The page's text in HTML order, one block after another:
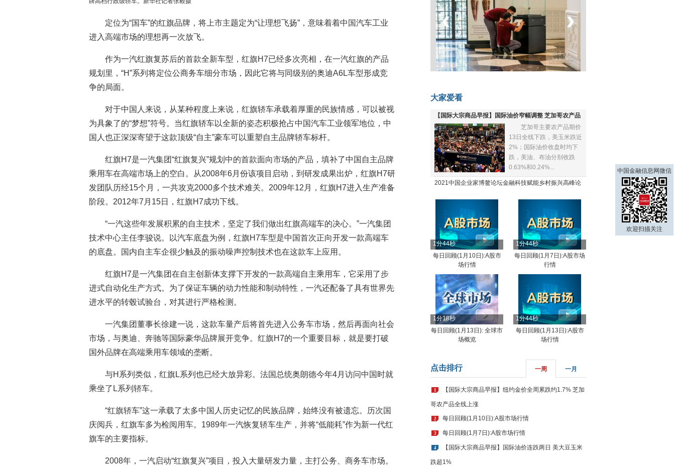
定位为“国车”的红旗品牌，将上市主题定为“让理想飞扬”，意味着着中国汽车工业
进入高端市场的理想再一次放飞。
作为一汽红旗复苏后的首款全新车型，红旗H7已经多次亮相，在一汽红旗的产品
规划里，“H”系列将定位公商务车细分市场，因此它将与同级别的奥迪A6L车型形成竞
争的局面。
对于中国人来说，从某种程度上来说，红旗轿车承载着厚重的民族情感，可以被视
为具象了的“梦想”符号。当红旗轿车以全新的姿态积极抢占中国汽车工业领军地位，中
国人也正深深寄望于这款顶级“自主”豪车可以重塑自主品牌轿车标杆。
红旗H7是一汽集团“红旗复兴”规划中的首款面向市场的产品，填补了中国自主品牌
乘用车在高端市场上的空白。从2008年6月份该项目启动，到研发成果出炉，红旗H7研
发团队历经15个月，一共攻克2000多个技术难关。2009年12月，红旗H7进入生产准备
阶段。2012年7月15日，红旗H7成功下线。
“一汽这些年发展积累的自主技术，坚定了我们做出红旗高端车的决心。”一汽集团
技术中心主任李骏说。以汽车底盘为例，红旗H7车型是中国首次正向开发一款高端车
的底盘。国内自主车企很少触及的振动噪声控制技术也在这款车上应用。
红旗H7是一汽集团在自主创新体支撑下开发的一款高端自主乘用车，它采用了步
进式自动化生产方式。为了保证车辆的动力性能和制动特性，一汽还配备了具有世界先
进水平的转毂试验台，对其进行严格检测。
一汽集团董事长徐建一说，这款车量产后将首先进入公务车市场，然后再面向社会
市场，与奥迪、奔驰等国际豪华品牌展开竞争。红旗H7的一个重要目标，就是要打破
国外品牌在高端乘用车领域的垄断。
与H系列类似，红旗L系列也已经大放异彩。法国总统奥朗德今年4月访问中国时就
乘坐了L系列轿车。
“红旗轿车”这一承载了太多中国人历史记忆的民族品牌，始终没有被遗忘。历次国
庆阅兵，红旗车多为检阅用车。1989年一汽恢复轿车生产，并将“低能耗”作为新一代红
旗车的主要指标。
2008年，一汽启动“红旗复兴”项目，投入大量研发力量，主打公务、商务车市场。
菲律宾：防疫降级
‹ ›
大家爱看
【国际大宗商品早报】国际油价窄幅调整 芝加哥农产品
全线下跌
芝加哥主要农产品期价
13日全线下跌，美玉米跌近
2%；国际油价收盘时均下
跌，美油、布油分别收跌
0.63%和0.24%...
2021中国企业家博鳌论坛金融科技赋能乡村振兴高峰论
1分44秒
每日回顾(1月10日):A股市
场行情
1分44秒
每日回顾(1月7日):A股市场
行情
1分18秒
每日回顾(1月13日): 全球市
场概览
1分44秒
每日回顾(1月13日):A股市
场行情
点击排行 一周 一月
1 【国际大宗商品早报】纽约金价全周累跌约1.7% 芝加
哥农产品全线上涨
2 每日回顾(1月10日):A股市场行情
3 每日回顾(1月7日):A股市场行情
4 【国际大宗商品早报】国际油价连跌两日 美大豆玉米
跌超1%
中国金融信息网微信
欢迎扫描关注